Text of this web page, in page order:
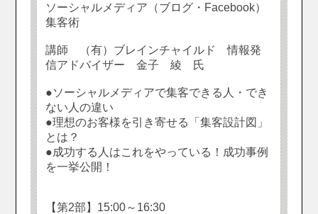
ソーシャルメディア（ブログ・Facebook）
集客術
講師 （有）ブレインチャイルド 情報発
信アドバイザー 金子 綾 氏
●ソーシャルメディアで集客できる人・でき
ない人の違い
●理想のお客様を引き寄せる「集客設計図」
とは？
●成功する人はこれをやっている！成功事例
を一挙公開！
【第2部】15:00～16:30